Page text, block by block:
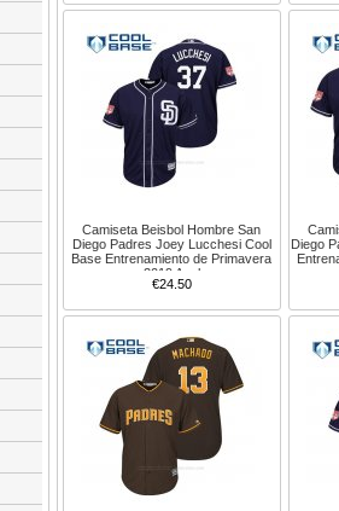
Camiseta Beisbol Hombre San
Diego Padres Joey Lucchesi Cool
Base Entrenamiento de Primavera
2019 Azul
€24.50
Diego